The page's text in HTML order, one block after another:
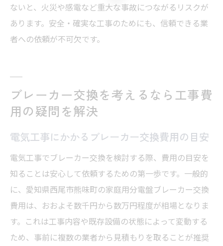
ないと、火災や感電など重大な事故につながるリスクが
あります。安全・確実な工事のためにも、信頼できる業
者への依頼が不可欠です。
ブレーカー交換を考えるなら工事費
用の疑問を解決
電気工事にかかるブレーカー交換費用の目安
電気工事でブレーカー交換を検討する際、費用の目安を
知ることは安心して依頼するための第一歩です。一般的
に、愛知県西尾市熊味町の家庭用分電盤ブレーカー交換
費用は、おおよそ数千円から数万円程度が相場となりま
す。これは工事内容や既存設備の状態によって変動する
ため、事前に複数の業者から見積もりを取ることが推奨